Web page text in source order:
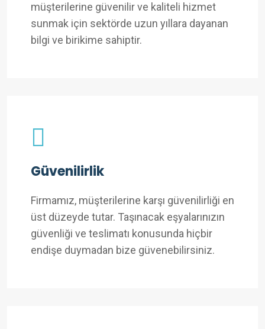
müşterilerine güvenilir ve kaliteli hizmet
sunmak için sektörde uzun yıllara dayanan
bilgi ve birikime sahiptir.
Güvenilirlik
Firmamız, müşterilerine karşı güvenilirliği en
üst düzeyde tutar. Taşınacak eşyalarınızın
güvenliği ve teslimatı konusunda hiçbir
endişe duymadan bize güvenebilirsiniz.